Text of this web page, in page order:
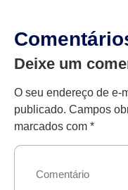
Deixe um
O seu endereço de e-
publicado. Campos
marcados com *